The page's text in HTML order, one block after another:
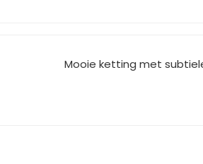
Mooie ketting met